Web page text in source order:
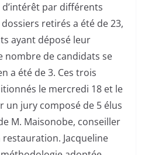
d’intérêt par différents
retirés a été de 23,
ayant déposé leur
nombre de candidats se
a été de 3. Ces trois
le mercredi 18 et le
un jury composé de 5 élus
M. Maisonobe, conseiller
Jacqueline